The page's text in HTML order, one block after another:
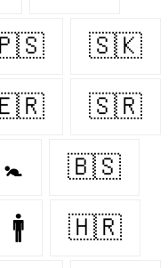
🇸🇰
🇸🇷
🚼 🇧🇸
🚹 🇭🇷